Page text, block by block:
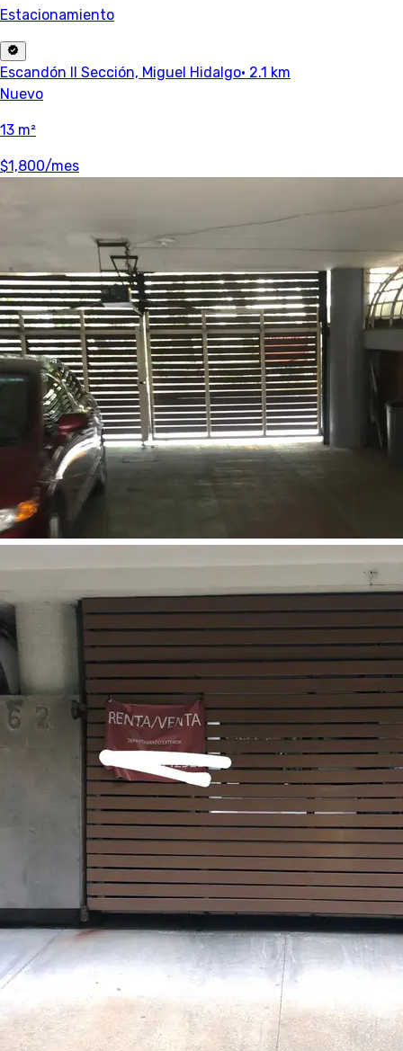
Estacionamiento
Escandón II Sección, Miguel Hidalgo· 2.1 km
Nuevo
13 m²
$1,800/mes